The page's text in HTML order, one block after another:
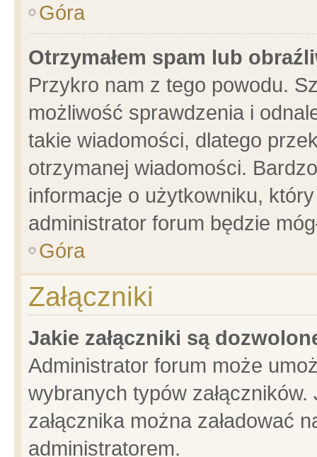
Góra
Otrzymałem spam lub
Przykro nam z tego powodu.
możliwość sprawdzenia i
takie wiadomości, dlatego
otrzymanej wiadomości.
informacje o użytkowniku,
administrator forum będzie
Góra
Załączniki
Jakie załączniki są
Administrator forum może
wybranych typów
załącznika można załadować
administratorem.